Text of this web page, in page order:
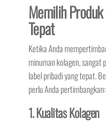
Memilih
Tepat
Ketika Anda
minuman kolagen,
label pribadi yang tepat.
perlu Anda pertimbangkan:
1. Kualitas Kolagen